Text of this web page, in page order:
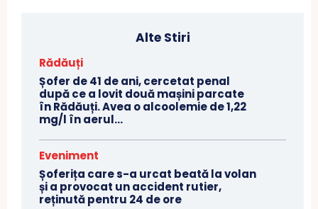
Alte Stiri
Rădăuți
Șofer de 41 de ani, cercetat penal
după ce a lovit două mașini parcate
în Rădăuți. Avea o alcoolemie de 1,22
mg/l în aerul...
Eveniment
Șoferița care s-a urcat beată la volan
și a provocat un accident rutier,
reținută pentru 24 de ore